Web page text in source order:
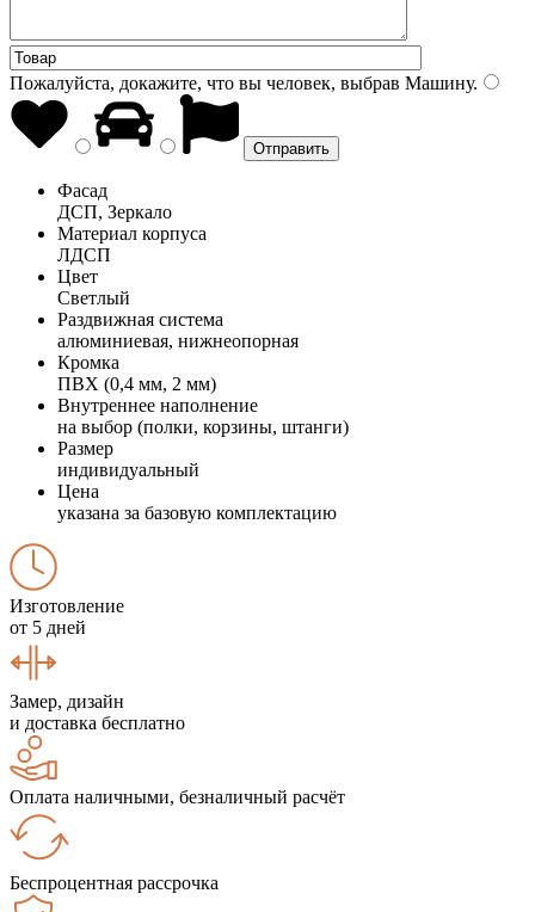
Пожалуйста, докажите, что вы человек, выбрав Машину.
Фасад
ДСП, Зеркало
Материал корпуса
ЛДСП
Цвет
Светлый
Раздвижная система
алюминиевая, нижнеопорная
Кромка
ПВХ (0,4 мм, 2 мм)
Внутреннее наполнение
на выбор (полки, корзины, штанги)
Размер
индивидуальный
Цена
указана за базовую комплектацию
Изготовление
от 5 дней
Замер, дизайн
и доставка бесплатно
Оплата наличными, безналичный расчёт
Беспроцентная рассрочка